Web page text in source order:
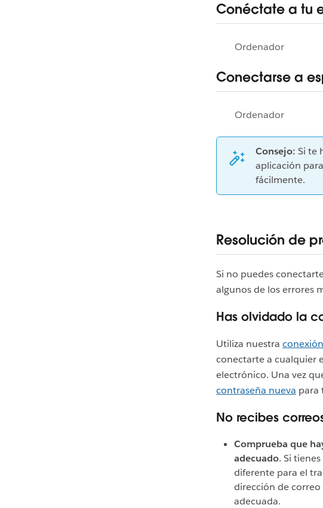
Conéctate a tu
Ordenador
Conectarse a
Ordenador
Consejo: Si te
aplicación
fácilmente.
Resolución de
Si no puedes
algunos de los errores
Has olvidado la
Utiliza nuestra
conectarte a cualquier
electrónico. Una vez
contraseña nueva para
No recibes
Comprueba que
adecuado. Si
diferente para el
dirección de
adecuada.